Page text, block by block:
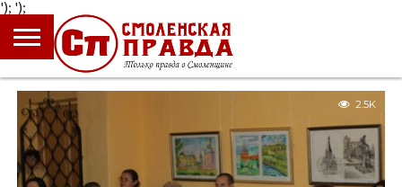
');
ГЛАВНАЯ
НОВОСТИ
ПРОИСШЕСТВИЯ
ПОЛИТИКА
КУЛЬТУРА
ЭКОНОМИКА
ОБЩЕСТВО
БЛОГИ
2.5K
');